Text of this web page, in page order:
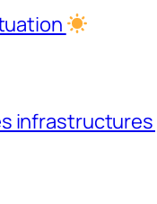
infrastructures